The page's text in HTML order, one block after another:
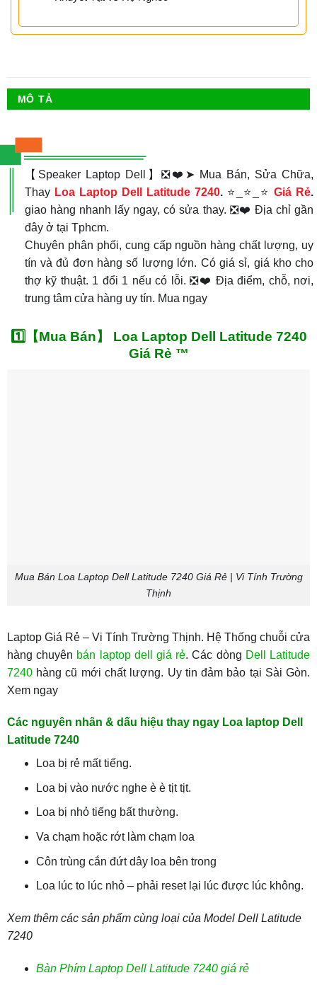
MÔ TẢ
【Speaker Laptop Dell】❎❤️➤ Mua Bán, Sửa Chữa,
Thay Loa Laptop Dell Latitude 7240.⭐_⭐_⭐Giá Rẻ.
giao hàng nhanh lấy ngay, có sửa thay. ❎❤️ Địa chỉ gần
đây ở tại Tphcm.
Chuyên phân phối, cung cấp nguồn hàng chất lượng, uy
tín và đủ đơn hàng số lượng lớn. Có giá sỉ, giá kho cho
thợ kỹ thuật. 1 đổi 1 nếu có lỗi. ❎❤️ Địa điểm, chỗ, nơi,
trung tâm cửa hàng uy tín. Mua ngay
1️⃣【Mua Bán】 Loa Laptop Dell Latitude 7240
Giá Rẻ ™
Mua Bán Loa Laptop Dell Latitude 7240 Giá Rẻ | Vi Tính Trường
Thịnh
Laptop Giá Rẻ – Vi Tính Trường Thịnh. Hệ Thống chuỗi cửa
hàng chuyên bán laptop dell giá rẻ. Các dòng Dell Latitude
7240hàng cũ mới chất lượng. Uy tin đảm bảo tại Sài Gòn.
Xem ngay
Các nguyên nhân & dấu hiệu thay ngay Loa laptop Dell
Latitude 7240
Loa bị rẻ mất tiếng.
Loa bị vào nước nghe è è tịt tịt.
Loa bị nhỏ tiếng bất thường.
Va chạm hoặc rớt làm chạm loa
Côn trùng cắn đứt dây loa bên trong
Loa lúc to lúc nhỏ – phải reset lại lúc được lúc không.
Xem thêm các sản phẩm cùng loại của Model Dell Latitude
7240
Bàn Phím Laptop Dell Latitude 7240 giá rẻ